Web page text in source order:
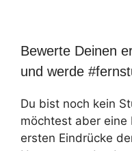
Bewerte Deinen
und werde
Du bist noch kein
möchtest aber
ersten Eindrücke